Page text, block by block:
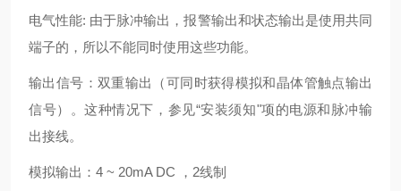
电气性能: 由于脉冲输出，报警输出和状态输出是使用共同
端子的，所以不能同时使用这些功能。
输出信号：双重输出（可同时获得模拟和晶体管触点输出
信号）。这种情况下，参见“安装须知"项的电源和脉冲输
出接线。
模拟输出：4 ~ 20mA DC ，2线制